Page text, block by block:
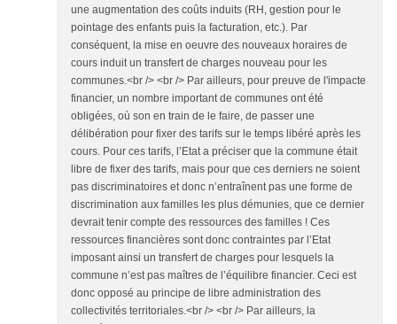
une augmentation des coûts induits (RH, gestion pour le
pointage des enfants puis la facturation, etc.). Par
conséquent, la mise en oeuvre des nouveaux horaires de
cours induit un transfert de charges nouveau pour les
communes.<br /> <br /> Par ailleurs, pour preuve de l'impacte
financier, un nombre important de communes ont été
obligées, où son en train de le faire, de passer une
délibération pour fixer des tarifs sur le temps libéré après les
cours. Pour ces tarifs, l’Etat a préciser que la commune était
libre de fixer des tarifs, mais pour que ces derniers ne soient
pas discriminatoires et donc n’entraînent pas une forme de
discrimination aux familles les plus démunies, que ce dernier
devrait tenir compte des ressources des familles ! Ces
ressources financières sont donc contraintes par l’Etat
imposant ainsi un transfert de charges pour lesquels la
commune n’est pas maîtres de l’équilibre financier. Ceci est
donc opposé au principe de libre administration des
collectivités territoriales.<br /> <br /> Par ailleurs, la